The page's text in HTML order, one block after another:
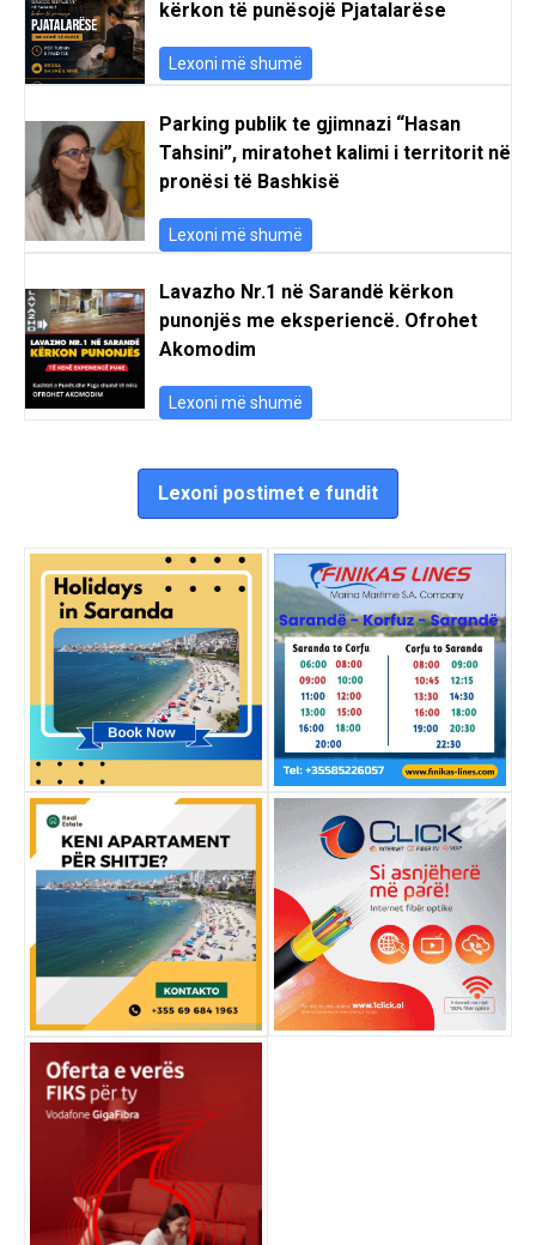
kërkon të punësojë Pjatalarëse
Lexoni më shumë
Parking publik te gjimnazi “Hasan
Tahsini”, miratohet kalimi i territorit në
pronësi të Bashkisë
Lexoni më shumë
Lavazho Nr.1 në Sarandë kërkon
punonjës me eksperiencë. Ofrohet
Akomodim
Lexoni më shumë
Lexoni postimet e fundit